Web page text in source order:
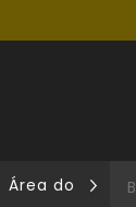
Área do luthier